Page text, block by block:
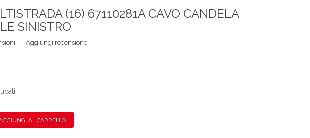
(16) 67110281A CAVO CANDELA
SINISTRO
+ Aggiungi recensione
AL CARRELLO